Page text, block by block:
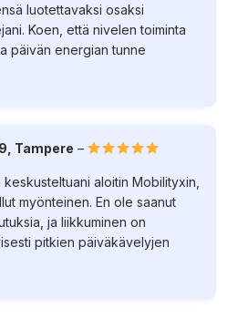
luotettavaksi osaksi
Koen, että nivelen toiminta
päivän energian tunne
Tampere –
keskusteltuani aloitin Mobilityxin,
myönteinen. En ole saanut
ja liikkuminen on
pitkien päiväkävelyjen